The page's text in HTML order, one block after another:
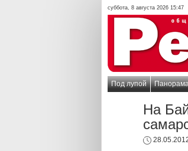
суббота, 8 августа 2026 15:47
Под лупой
На